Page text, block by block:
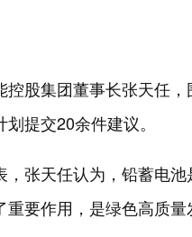
股集团董事长张天任，
提交20余件建议。
张天任认为，铅蓄电
要作用，是绿色高质量